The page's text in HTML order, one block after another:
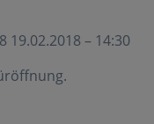
19.02.2018 – 14:30